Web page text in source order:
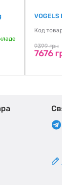
Код
9399 грн
7676